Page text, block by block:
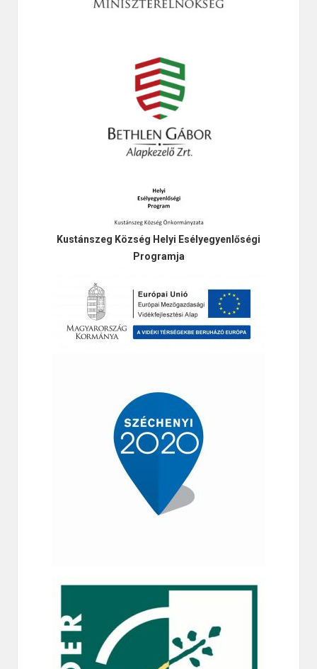
Kustánszeg Község Helyi Esélyegyenlőségi
Programja